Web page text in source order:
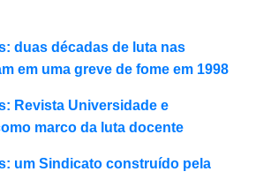
duas décadas de luta nas
em uma greve de fome em 1998
Revista Universidade e
marco da luta docente
um Sindicato construído pela